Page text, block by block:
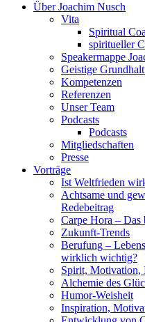
Über Joachim Nusch
Vita
Spiritual
spiritueller
Speakermappe
Geistige
Kompetenzen
Referenzen
Unser Team
Podcasts
Podcasts
Mitgliedschaften
Presse
Vorträge
Ist Weltfrieden
Achtsame und
Redebeitrag
Carpe Hora – Das
Zukunft-Trends
Berufung –
wirklich wichtig?
Spirit, Motivation,
Alchemie des
Humor-Weisheit
Inspiration,